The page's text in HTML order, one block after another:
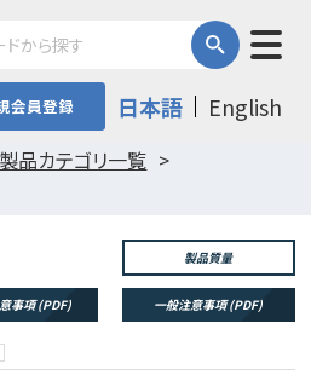
会員登録 日本語 English
製品カテゴリ一覧
製品質量
事項 (PDF) 一般注意事項 (PDF)